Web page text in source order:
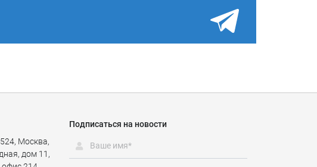
, Москва,
дом 11,
Подписаться на новости